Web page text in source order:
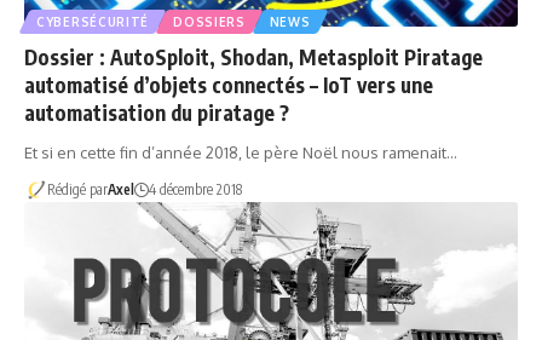
CYBERSÉCURITÉ DOSSIERS NEWS
Dossier : AutoSploit, Shodan, Metasploit Piratage
automatisé d’objets connectés – IoT vers une
automatisation du piratage ?
Et si en cette fin d’année 2018, le père Noël nous ramenait…
Rédigé parAxel 4 décembre 2018